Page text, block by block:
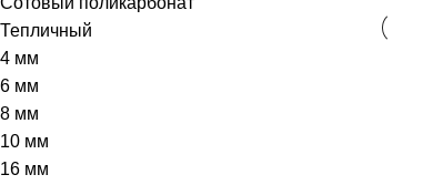
Тепличный
4 мм
6 мм
8 мм
10 мм
16 мм